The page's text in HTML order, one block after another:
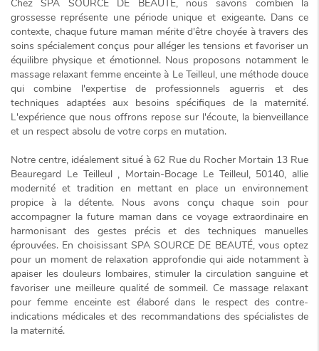
Chez SPA SOURCE DE BEAUTÉ, nous savons combien la
grossesse représente une période unique et exigeante. Dans ce
contexte, chaque future maman mérite d'être choyée à travers des
soins spécialement conçus pour alléger les tensions et favoriser un
équilibre physique et émotionnel. Nous proposons notamment le
massage relaxant femme enceinte à Le Teilleul, une méthode douce
qui combine l'expertise de professionnels aguerris et des
techniques adaptées aux besoins spécifiques de la maternité.
L'expérience que nous offrons repose sur l'écoute, la bienveillance
et un respect absolu de votre corps en mutation.
Notre centre, idéalement situé à 62 Rue du Rocher Mortain 13 Rue
Beauregard Le Teilleul , Mortain-Bocage Le Teilleul, 50140, allie
modernité et tradition en mettant en place un environnement
propice à la détente. Nous avons conçu chaque soin pour
accompagner la future maman dans ce voyage extraordinaire en
harmonisant des gestes précis et des techniques manuelles
éprouvées. En choisissant SPA SOURCE DE BEAUTÉ, vous optez
pour un moment de relaxation approfondiequi aide notamment à
apaiser les douleurs lombaires, stimuler la circulation sanguine et
favoriser une meilleure qualité de sommeil. Ce massage relaxant
pour femme enceinte est élaboré dans le respect des contre-
indications médicales et des recommandations des spécialistes de
la maternité.